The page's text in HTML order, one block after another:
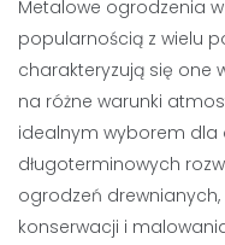
Metalowe ogrodzenia
popularnością z wielu
charakteryzują się one
na różne warunki
idealnym wyborem dla
długoterminowych
ogrodzeń
konserwacji i